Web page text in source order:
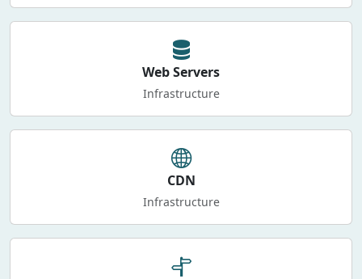
Web Servers
Infrastructure
CDN
Infrastructure